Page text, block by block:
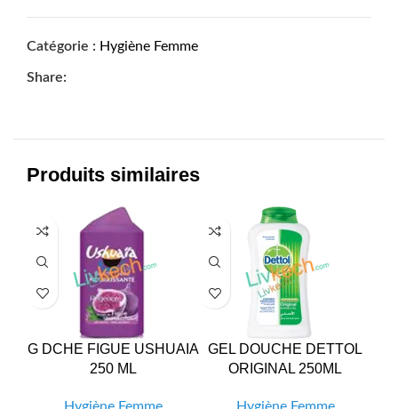
Catégorie : Hygiène Femme
Share:
Produits similaires
G DCHE FIGUE USHUAIA
250 ML
GEL DOUCHE DETTOL
ORIGINAL 250ML